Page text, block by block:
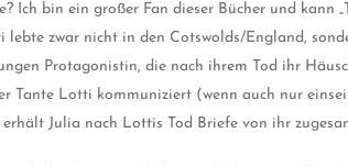
Ich bin ein großer Fan dieser Bücher und kann
lebte zwar nicht in den Cotswolds/England,
Protagonistin, die nach ihrem Tod ihr
Tante Lotti kommuniziert (wenn auch nur
Julia nach Lottis Tod Briefe von ihr